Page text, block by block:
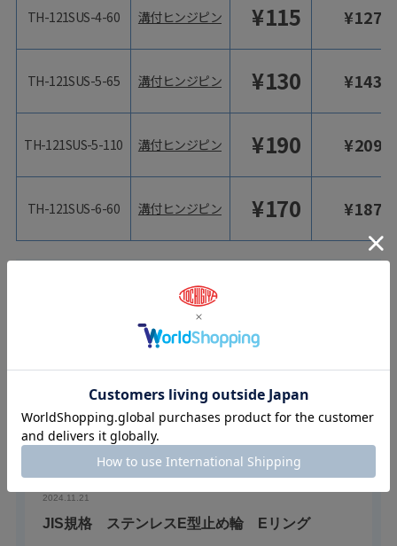
TH-121SUS-4-60
TH-121SUS-5-65
TH-121SUS-5-110
TH-121SUS-6-60
溝付ヒンジピン ¥115 ¥127
溝付ヒンジピン ¥130 ¥143
溝付ヒンジピン ¥190 ¥209
溝付ヒンジピン ¥170 ¥187
ユーザーレビュー
スタッフレビュー（3） ユーザーレビュー（0）
絞り込み 表示：新しい順
2024.11.21
JIS規格 ステンレスE型止め輪 Eリング